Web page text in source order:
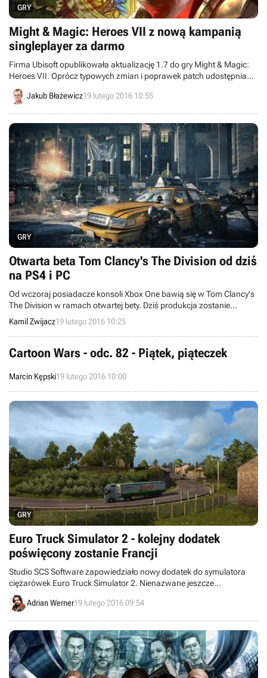
GRY
Might & Magic: Heroes VII z nową kampanią
singleplayer za darmo
Firma Ubisoft opublikowała aktualizację 1.7 do gry Might & Magic:
Heroes VII. Oprócz typowych zmian i poprawek patch udostępnia
kampanię The Lost Tales of Axeoth: Unity, wprowadzającą
zawartość inspirowaną czwartą odsłoną tej legendarnej
Jakub Błażewicz19 lutego 2016 10:55
GRY
Otwarta beta Tom Clancy's The Division od dziś
na PS4 i PC
Od wczoraj posiadacze konsoli Xbox One bawią się w Tom Clancy's
The Division w ramach otwartej bety. Dziś produkcja zostanie
udostępniona także użytkownikom PlayStation 4 i PC-tów.
Kamil Zwijacz19 lutego 2016 10:25
Cartoon Wars - odc. 82 - Piątek, piąteczek
Marcin Kępski19 lutego 2016 10:00
GRY
Euro Truck Simulator 2 - kolejny dodatek
poświęcony zostanie Francji
Studio SCS Software zapowiedziało nowy dodatek do symulatora
ciężarówek Euro Truck Simulator 2. Nienazwane jeszcze
rozszerzenie skoncentruje się na rozbudowie zawartych w grze
terenów Francji.
Adrian Werner19 lutego 2016 09:54